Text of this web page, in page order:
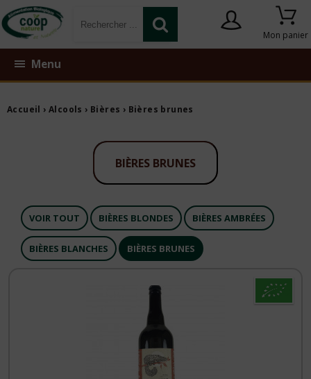
Mon panier
Menu
Accueil ›Alcools › Bières › Bières brunes
BIÈRES BRUNES
VOIR TOUT BIÈRES BLONDES BIÈRES AMBRÉES
BIÈRES BLANCHES BIÈRES BRUNES